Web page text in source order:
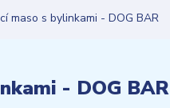
maso s bylinkami - DOG BAR
- DOG BAR